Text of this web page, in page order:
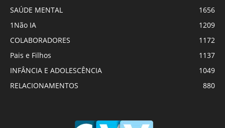
SAÚDE MENTAL
1656
1Não IA
1209
COLABORADORES
1172
Pais e Filhos
1137
INFÂNCIA E ADOLESCÊNCIA
1049
RELACIONAMENTOS
880